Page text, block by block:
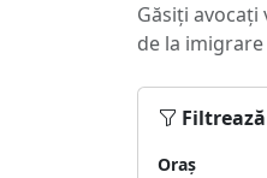
Găsiți
de la
Filtrează
Oraș